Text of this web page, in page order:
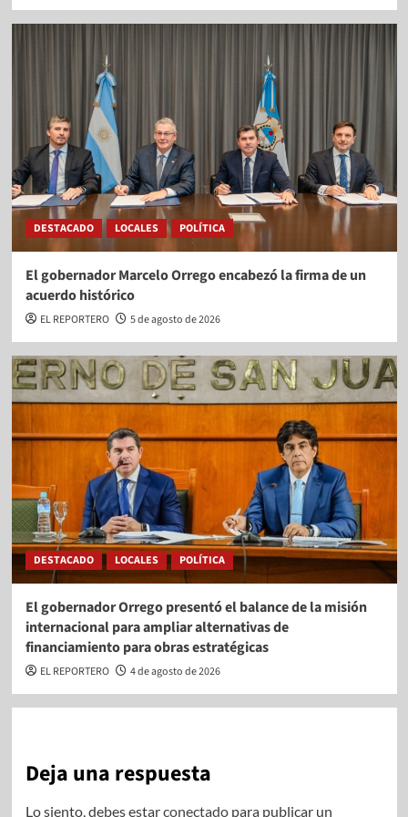
DESTACADO LOCALES POLÍTICA
El gobernador Marcelo Orrego encabezó la firma de un
acuerdo histórico
EL REPORTERO 5 de agosto de 2026
DESTACADO LOCALES POLÍTICA
El gobernador Orrego presentó el balance de la misión
internacional para ampliar alternativas de
financiamiento para obras estratégicas
EL REPORTERO 4 de agosto de 2026
Deja una respuesta
Lo siento, debes estarconectadopara publicar un